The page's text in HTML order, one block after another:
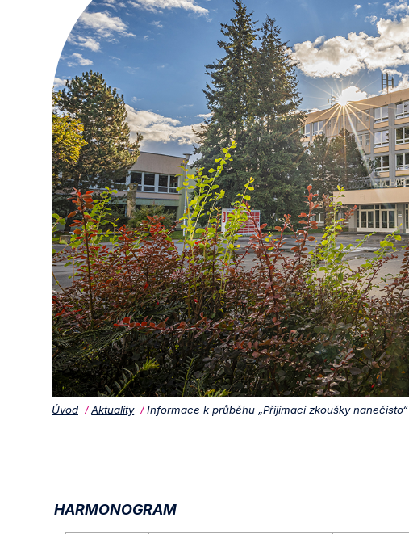
Úvod Aktuality Informace k průběhu „Přijímací zkoušky nanečisto“
HARMONOGRAM